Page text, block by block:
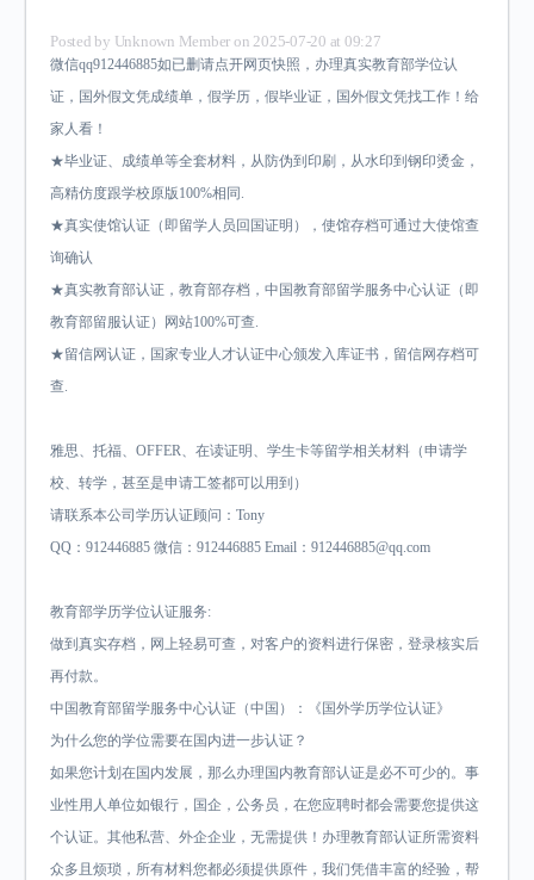
Posted by Unknown Member on 2025-07-20 at 09:27
微信qq912446885如已删请点开网页快照，办理真实教育部学位认
证，国外假文凭成绩单，假学历，假毕业证，国外假文凭找工作！给
家人看！
★毕业证、成绩单等全套材料，从防伪到印刷，从水印到钢印烫金，
高精仿度跟学校原版100%相同.
★真实使馆认证（即留学人员回国证明），使馆存档可通过大使馆查
询确认
★真实教育部认证，教育部存档，中国教育部留学服务中心认证（即
教育部留服认证）网站100%可查.
★留信网认证，国家专业人才认证中心颁发入库证书，留信网存档可
查.
雅思、托福、OFFER、在读证明、学生卡等留学相关材料（申请学
校、转学，甚至是申请工签都可以用到）
请联系本公司学历认证顾问：Tony
QQ：912446885 微信：912446885 Email：912446885@qq.com
教育部学历学位认证服务:
做到真实存档，网上轻易可查，对客户的资料进行保密，登录核实后
再付款。
中国教育部留学服务中心认证（中国）：《国外学历学位认证》
为什么您的学位需要在国内进一步认证？
如果您计划在国内发展，那么办理国内教育部认证是必不可少的。事
业性用人单位如银行，国企，公务员，在您应聘时都会需要您提供这
个认证。其他私营、外企企业，无需提供！办理教育部认证所需资料
众多且烦琐，所有材料您都必须提供原件，我们凭借丰富的经验，帮